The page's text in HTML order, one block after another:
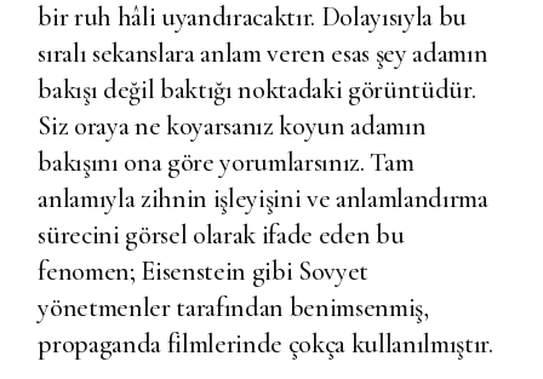
bir ruh hâli uyandıracaktır. Dolayısıyla bu
sıralı sekanslara anlam veren esas şey adamın
bakışı değil baktığı noktadaki görüntüdür.
Siz oraya ne koyarsanız koyun adamın
bakışını ona göre yorumlarsınız. Tam
anlamıyla zihnin işleyişini ve anlamlandırma
sürecini görsel olarak ifade eden bu
fenomen; Eisenstein gibi Sovyet
yönetmenler tarafından benimsenmiş,
propaganda filmlerinde çokça kullanılmıştır.